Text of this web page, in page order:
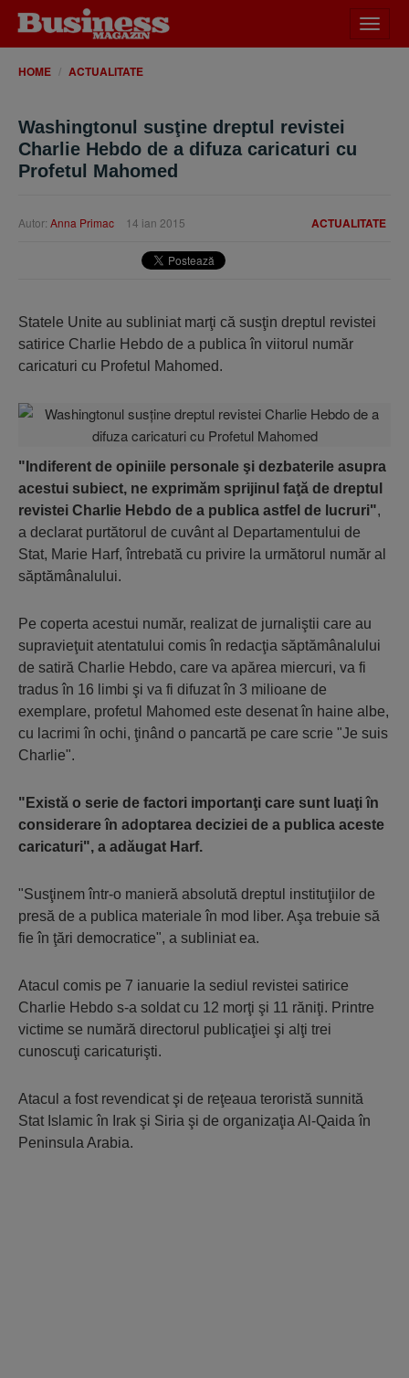
meniu
HOME ACTUALITATE
Washingtonul susţine dreptul revistei
Charlie Hebdo de a difuza caricaturi cu
Profetul Mahomed
ACTUALITATE
Autor: Anna Primac 14 ian 2015
Statele Unite au subliniat marţi că susţin dreptul revistei
satirice Charlie Hebdo de a publica în viitorul număr
caricaturi cu Profetul Mahomed.
"Indiferent de opiniile personale şi dezbaterile asupra
acestui subiect, ne exprimăm sprijinul faţă de dreptul
revistei Charlie Hebdo de a publica astfel de lucruri",
a declarat purtătorul de cuvânt al Departamentului de
Stat, Marie Harf, întrebată cu privire la următorul număr al
săptămânalului.
Pe coperta acestui număr, realizat de jurnaliştii care au
supravieţuit atentatului comis în redacţia săptămânalului
de satiră Charlie Hebdo, care va apărea miercuri, va fi
tradus în 16 limbi şi va fi difuzat în 3 milioane de
exemplare, profetul Mahomed este desenat în haine albe,
cu lacrimi în ochi, ţinând o pancartă pe care scrie "Je suis
Charlie".
"Există o serie de factori importanţi care sunt luaţi în
considerare în adoptarea deciziei de a publica aceste
caricaturi", a adăugat Harf.
"Susţinem într-o manieră absolută dreptul instituţiilor de
presă de a publica materiale în mod liber. Aşa trebuie să
fie în ţări democratice", a subliniat ea.
Atacul comis pe 7 ianuarie la sediul revistei satirice
Charlie Hebdo s-a soldat cu 12 morţi şi 11 răniţi. Printre
victime se numără directorul publicaţiei şi alţi trei
cunoscuţi caricaturişti.
Atacul a fost revendicat şi de reţeaua teroristă sunnită
Stat Islamic în Irak şi Siria şi de organizaţia Al-Qaida în
Peninsula Arabia.